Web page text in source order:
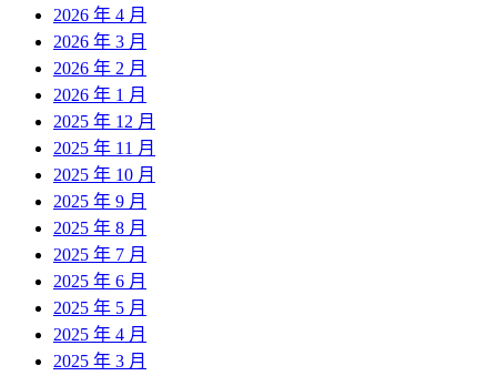
2026 年 4 月
2026 年 3 月
2026 年 2 月
2026 年 1 月
2025 年 12 月
2025 年 11 月
2025 年 10 月
2025 年 9 月
2025 年 8 月
2025 年 7 月
2025 年 6 月
2025 年 5 月
2025 年 4 月
2025 年 3 月